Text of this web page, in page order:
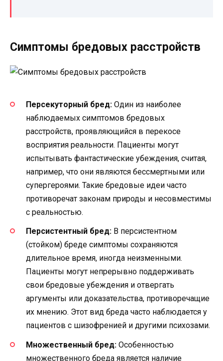
Симптомы бредовых расстройств
Персекуторный бред: Один из наиболее
наблюдаемых симптомов бредовых
расстройств, проявляющийся в перекосе
восприятия реальности. Пациенты могут
испытывать фантастические убеждения, считая,
например, что они являются бессмертными или
супергероями. Такие бредовые идеи часто
противоречат законам природы и несовместимы
с реальностью.
Персистентный бред: В персистентном
(стойком) бреде симптомы сохраняются
длительное время, иногда неизменными.
Пациенты могут непрерывно поддерживать
свои бредовые убеждения и отвергать
аргументы или доказательства, противоречащие
их мнению. Этот вид бреда часто наблюдается у
пациентов с шизофренией и другими психозами.
Множественный бред: Особенностью
множественного бреда является наличие